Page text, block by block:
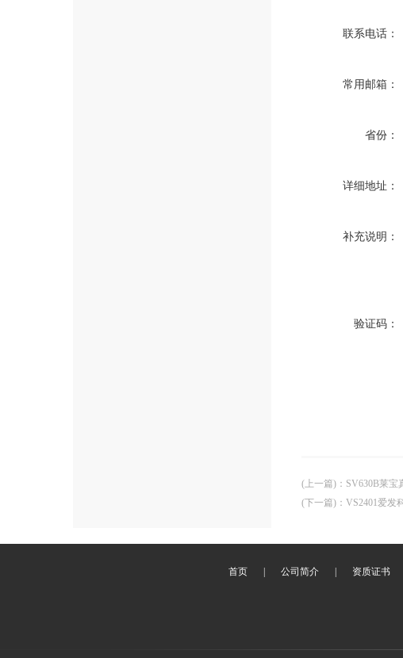
联系电话：
常用邮箱：
省份：
详细地址：
补充说明：
验证码：
(上一篇) ： SV630B莱宝
(下一篇) ： VS2401爱发
首页 公司简介 资质证书